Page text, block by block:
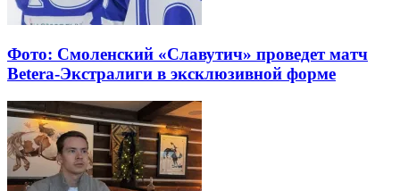
Фото: Смоленский «Славутич» проведет матч
Betera-Экстралиги в эксклюзивной форме